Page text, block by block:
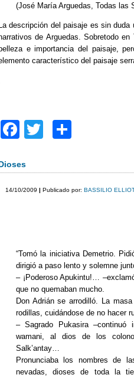
(José María Arguedas, Todas las
La descripción del paisaje es sin
de Arguedas. Sobretodo
belleza e importancia del paisaje,
característico del paisaje
F
c
e
k
tt
er
m
p
14/10/2009 | Publicado por:BASSILIO
“Tomó la iniciativa Demetrio.
dirigió a paso lento y solemne
– ¡Poderoso Apukintu!…
que no quemaban mucho.
Don Adrián se arrodilló. La
rodillas, cuidándose de no hacer
– Sagrado Pukasira –continuó
wamani, al dios de los
Salk’antay…
Pronunciaba los nombres de
nevadas, dioses de toda la